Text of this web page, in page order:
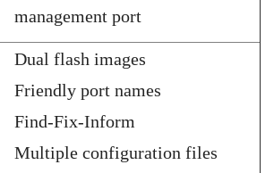
management port
Dual flash images
Friendly port names
Find-Fix-Inform
Multiple configuration files